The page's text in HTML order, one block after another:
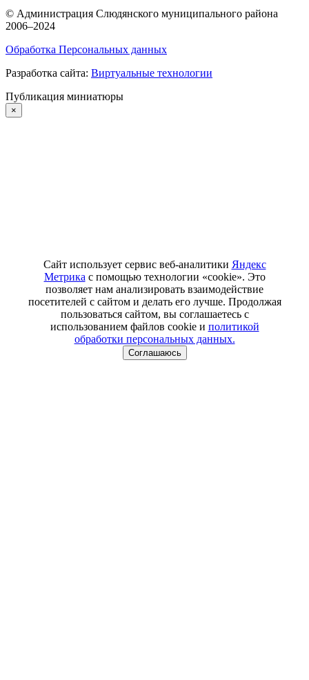
© Администрация Слюдянского муниципального района
2006–2024
Обработка Персональных данных
Разработка сайта: Виртуальные технологии
Публикация миниатюры
×
Сайт использует сервис веб-аналитики Яндекс
Метрика с помощью технологии «cookie». Это
позволяет нам анализировать взаимодействие
посетителей с сайтом и делать его лучше. Продолжая
пользоваться сайтом, вы соглашаетесь с
использованием файлов cookie и политикой
обработки персональных данных.
Соглашаюсь